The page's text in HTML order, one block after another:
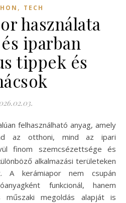
, TECH
használata
iparban
tippek és
az otthoni, mind az ipari
finom szemcsézettsége és
alkalmazási területeken
A kerámiapor nem csupán
funkcionál, hanem
műszaki megoldás alapját is